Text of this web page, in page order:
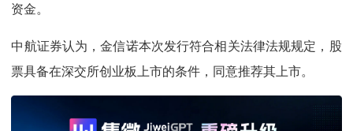
资金。
中航证券认为，金信诺本次发行符合相关法律法规规定，股
票具备在深交所创业板上市的条件，同意推荐其上市。